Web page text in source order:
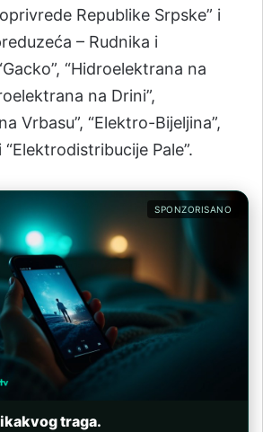
Republike Srpske” i
– Rudnika i
“Hidroelektrana na
na Drini”,
Vrbasu”, “Elektro-Bijeljina”,
Pale”.
SPONZORISANO
traga.